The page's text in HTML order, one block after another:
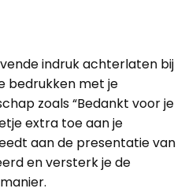
indruk achterlaten bij
bedrukken met je
zoals “Bedankt voor je
extra toe aan je
aan de presentatie van
en versterk je de